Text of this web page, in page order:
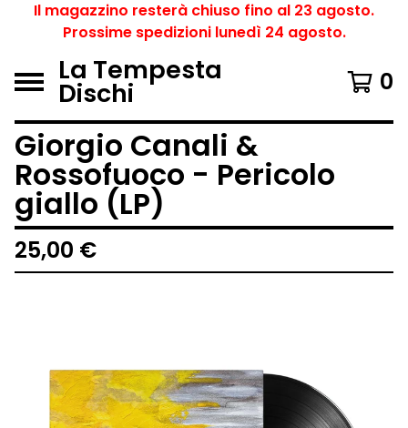
Il magazzino resterà chiuso fino al 23 agosto.
Prossime spedizioni lunedì 24 agosto.
La Tempesta
Dischi 0
Giorgio Canali &
Rossofuoco - Pericolo
giallo (LP)
25,00 €